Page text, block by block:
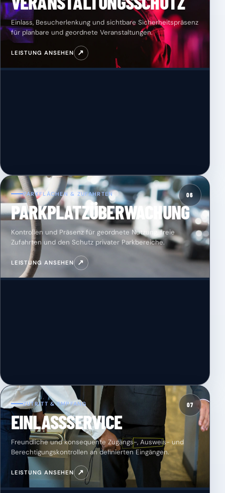
Einlass, Besucherlenkung und sichtbare Sicherheitspräsenz
für planbare und geordnete Veranstaltungen.
LEISTUNG ANSEHEN ↗
06
PARKFLÄCHEN & ZUFAHRTEN
PARKPLATZÜBERWACHUNG
Kontrollen und Präsenz für geordnete Nutzung, freie
Zufahrten und den Schutz privater Parkbereiche.
LEISTUNG ANSEHEN ↗
07
ZUTRITT & EMPFANG
EINLASSSERVICE
Freundliche und konsequente Zugangs-, Ausweis- und
Berechtigungskontrollen an definierten Eingängen.
LEISTUNG ANSEHEN ↗